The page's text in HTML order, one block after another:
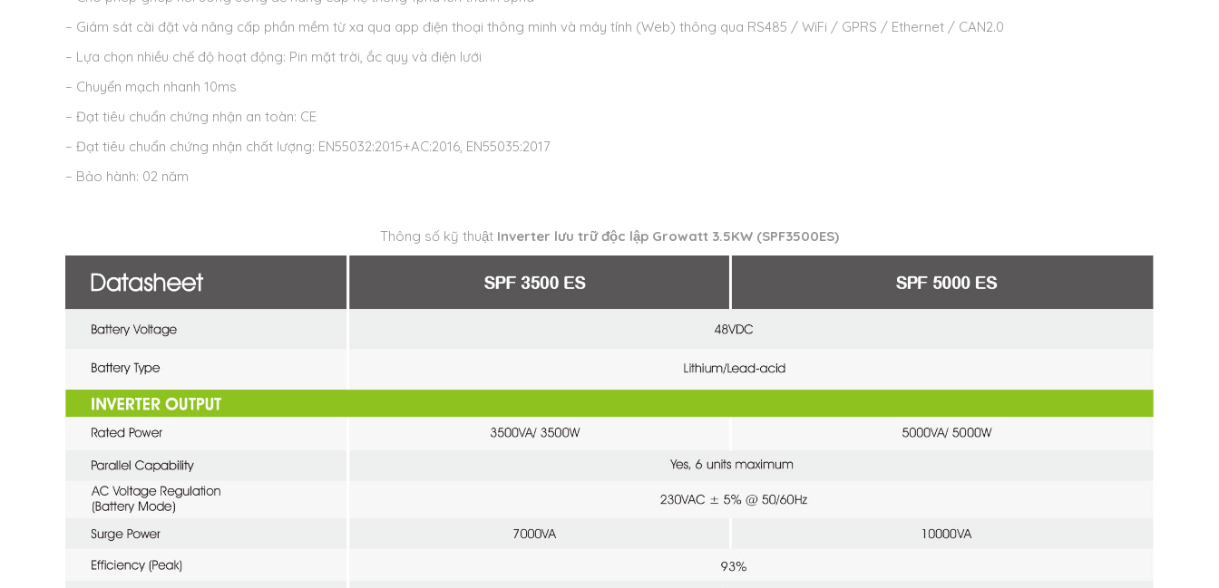
– Giám sát cài đặt và nâng cấp phần mềm từ xa qua app điện thoại thông minh và máy tính (Web) thông qua RS485 / WiFi / GPRS / Ethernet / CAN2.0
– Lựa chọn nhiều chế độ hoạt động: Pin mặt trời, ắc quy và điện lưới
– Chuyển mạch nhanh 10ms
– Đạt tiêu chuẩn chứng nhận an toàn: CE
– Đạt tiêu chuẩn chứng nhận chất lượng: EN55032:2015+AC:2016, EN55035:2017
– Bảo hành: 02 năm
Thông số kỹ thuật Inverter lưu trữ độc lập Growatt 3.5KW (SPF3500ES)